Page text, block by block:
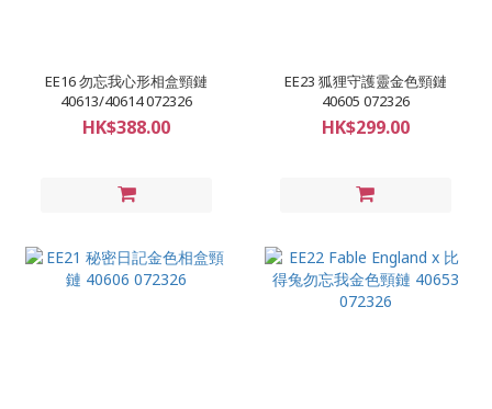
EE16 勿忘我心形相盒頸鏈
40613/40614 072326
HK$388.00
EE23 狐狸守護靈金色頸鏈
40605 072326
HK$299.00